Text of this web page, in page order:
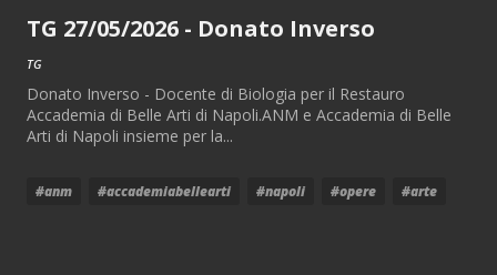
TG 27/05/2026 - Donato Inverso
TG
Donato Inverso - Docente di Biologia per il Restauro
Accademia di Belle Arti di Napoli.ANM e Accademia di Belle
Arti di Napoli insieme per la...
#anm #accademiabellearti #napoli #opere #arte